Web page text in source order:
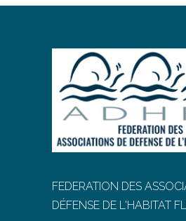
FEDERATION DES
DÉFENSE DE L'HABITAT